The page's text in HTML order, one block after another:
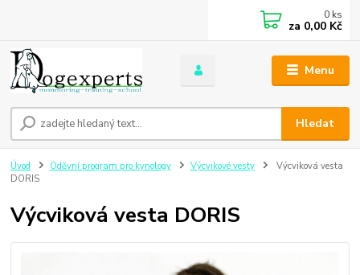
Menu
Hledat
0 ks
za 0,00 Kč
Úvod Oděvní program pro kynology Výcvikové vesty
Výcviková vesta
DORIS
Výcviková vesta DORIS